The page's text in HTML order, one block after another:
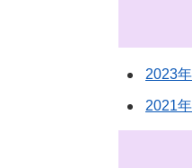
2023
2021